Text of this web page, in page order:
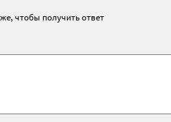
чтобы получить ответ